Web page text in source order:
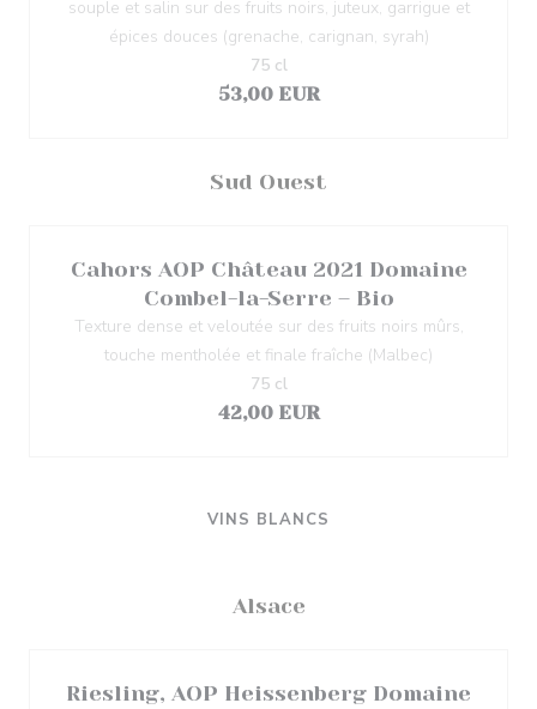
souple et salin sur des fruits noirs, juteux, garrigue et
épices douces (grenache, carignan, syrah)
53,00 EUR
75 cl
Sud Ouest
Cahors AOP Château 2021 Domaine
Combel-la-Serre – Bio
Texture dense et veloutée sur des fruits noirs mûrs,
touche mentholée et finale fraîche (Malbec)
42,00 EUR
75 cl
VINS BLANCS
Alsace
Riesling, AOP Heissenberg Domaine